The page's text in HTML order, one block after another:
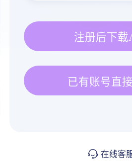
注册后下载
已有账号直
在线客